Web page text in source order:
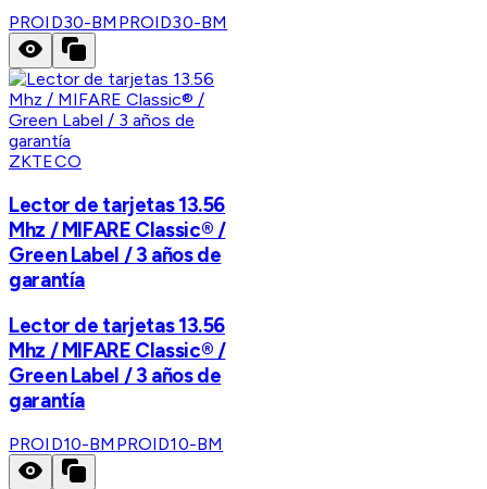
PROID30-BM PROID30-BM
ZKTECO
Lector de tarjetas 13.56
Mhz / MIFARE Classic® /
Green Label / 3 años de
garantía
Lector de tarjetas 13.56
Mhz / MIFARE Classic® /
Green Label / 3 años de
garantía
PROID10-BM PROID10-BM